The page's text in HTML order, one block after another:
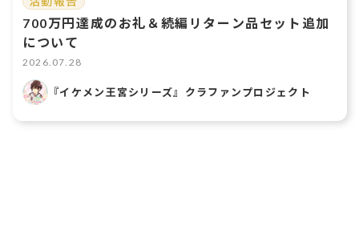
700万円達成のお礼＆続編リターン品セット追加
について
2026.07.28
『イケメン王宮シリーズ』クラファンプロジェクト